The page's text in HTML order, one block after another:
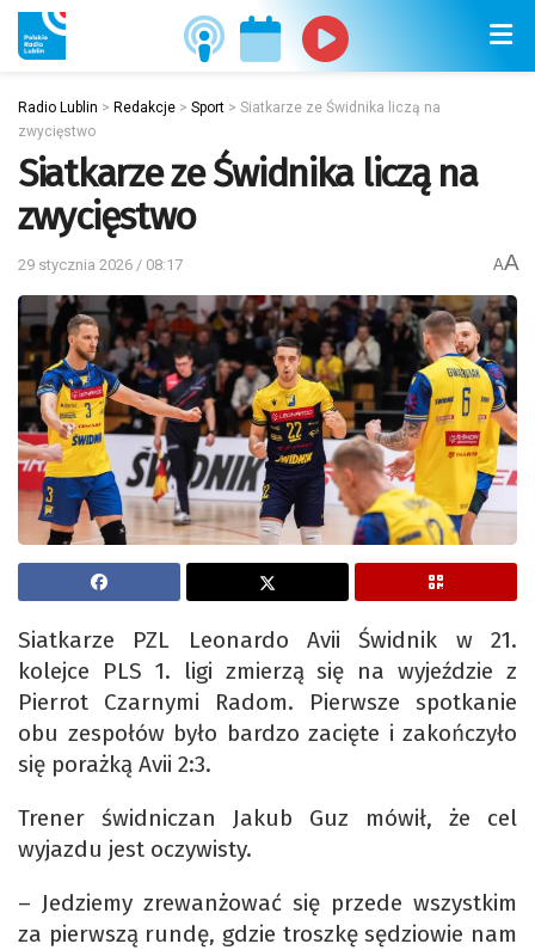
Radio Lublin > Redakcje > Sport > Siatkarze ze Świdnika liczą na
zwycięstwo
Siatkarze ze Świdnika liczą na
zwycięstwo
29 stycznia 2026 / 08:17 AA
Siatkarze PZL Leonardo Avii Świdnik w 21.
kolejce PLS 1. ligi zmierzą się na wyjeździe z
Pierrot Czarnymi Radom. Pierwsze spotkanie
obu zespołów było bardzo zacięte i zakończyło
się porażką Avii 2:3.
Trener świdniczan Jakub Guz mówił, że cel
wyjazdu jest oczywisty.
– Jedziemy zrewanżować się przede wszystkim
za pierwszą rundę, gdzie troszkę sędziowie nam